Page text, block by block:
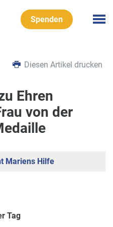
Spenden
Diesen Artikel drucken
Ehren
von der
Mariens Hilfe
Tag